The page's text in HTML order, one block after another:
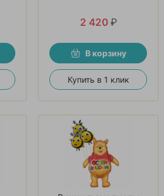
2 420 ₽
В корзину
Купить в 1 клик